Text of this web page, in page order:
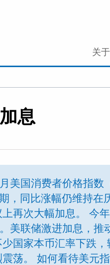
关于
息
美国消费者价格指数
，同比涨幅仍维持在
再次大幅加息。 今
美联储激进加息，推
国家本币汇率下跌，
荡。 如何看待美元